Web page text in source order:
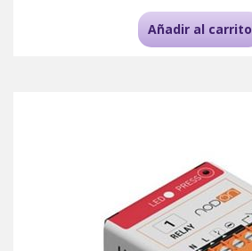
Añadir al carrito